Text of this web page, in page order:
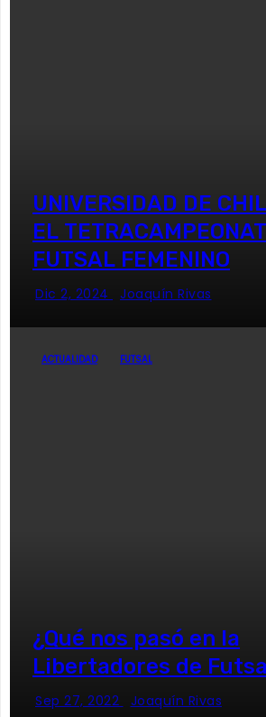
UNIVERSIDAD DE
EL
FUTSAL FEMENINO
Dic 2, 2024 Joaquín Rivas
ACTUALIDAD FUTSAL
¿Qué nos pasó en la
Libertadores de
Sep 27, 2022 Joaquín Rivas